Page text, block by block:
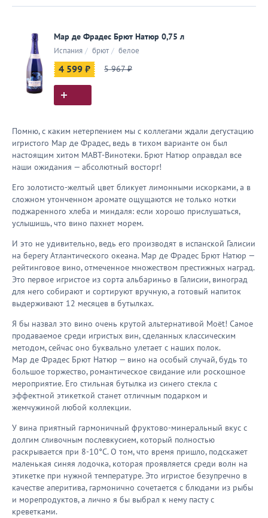
Мар де Фрадес Брют Натюр 0,75 л
Испания / брют / белое
4 599 ₽ 5 967 ₽
Помню, с каким нетерпением мы с коллегами ждали дегустацию
игристого Мар де Фрадес, ведь в тихом варианте он был
настоящим хитом МАВТ-Винотеки. Брют Натюр оправдал все
наши ожидания — абсолютный восторг!
Его золотисто-желтый цвет бликует лимонными искорками, а в
сложном утонченном аромате ощущаются не только нотки
поджаренного хлеба и миндаля: если хорошо прислушаться,
услышишь, что вино пахнет морем.
И это не удивительно, ведь его производят в испанской Галисии
на берегу Атлантического океана. Мар де Фрадес Брют Натюр —
рейтинговое вино, отмеченное множеством престижных наград.
Это первое игристое из сорта альбариньо в Галисии, виноград
для него собирают и сортируют вручную, а готовый напиток
выдерживают 12 месяцев в бутылках.
Я бы назвал это вино очень крутой альтернативой Moët! Самое
продаваемое среди игристых вин, сделанных классическим
методом, сейчас оно буквально улетает с наших полок.
Мар де Фрадес Брют Натюр — вино на особый случай, будь то
большое торжество, романтическое свидание или роскошное
мероприятие. Его стильная бутылка из синего стекла с
эффектной этикеткой станет отличным подарком и
жемчужиной любой коллекции.
У вина приятный гармоничный фруктово-минеральный вкус с
долгим сливочным послевкусием, который полностью
раскрывается при 8-10°С. О том, что время пришло, подскажет
маленькая синяя лодочка, которая проявляется среди волн на
этикетке при нужной температуре. Это игристое безупречно в
качестве аперитива, гармонично сочетается с блюдами из рыбы
и морепродуктов, а лично я бы выбрал к нему пасту с
креветками.